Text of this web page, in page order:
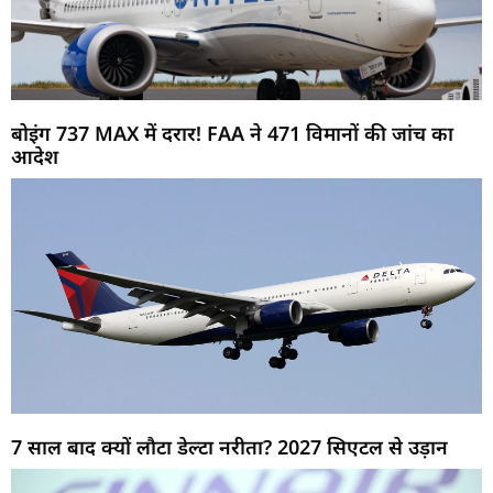
बोइंग 737 MAX में दरार! FAA ने 471 विमानों की जांच का
आदेश
7 साल बाद क्यों लौटा डेल्टा नरीता? 2027 सिएटल से उड़ान